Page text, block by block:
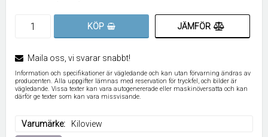
KÖP JÄMFÖR
Maila oss, vi svarar snabbt!
Information och specifikationer är vägledande och kan utan förvarning ändras av
producenten. Alla uppgifter lämnas med reservation för tryckfel, och bilder är
vägledande. Vissa texter kan vara autogenererade eller maskinöversatta och kan
därför ge texter som kan vara missvisande.
Varumärke Kiloview